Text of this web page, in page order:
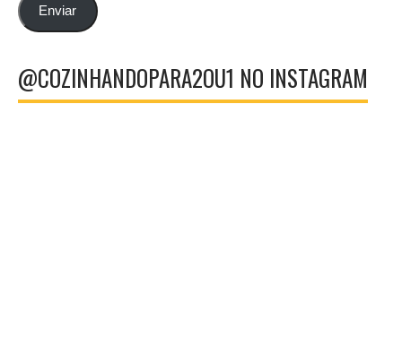
emailEnviar
@COZINHANDOPARA2OU1 NO INSTAGRAM